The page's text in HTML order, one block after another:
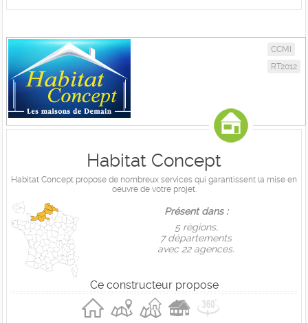
CCMI
RT2012
Habitat Concept
Habitat Concept propose de nombreux services qui garantissent la mise en
oeuvre de votre projet.
Présent dans :
5 règions,
7 départements
avec 22 agences.
Ce constructeur propose